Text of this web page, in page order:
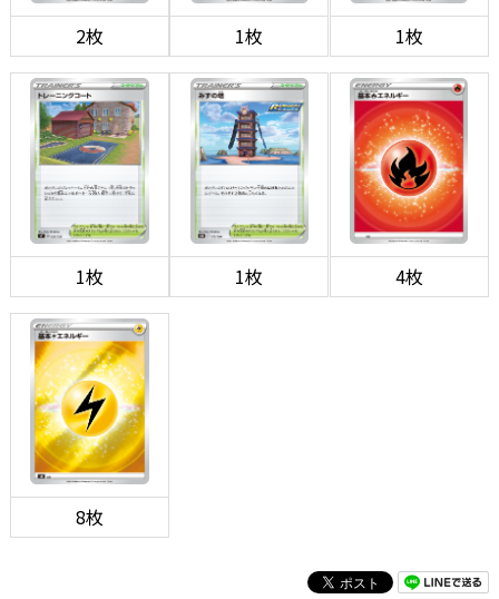
2枚 1枚 1枚
1枚 1枚 4枚
8枚